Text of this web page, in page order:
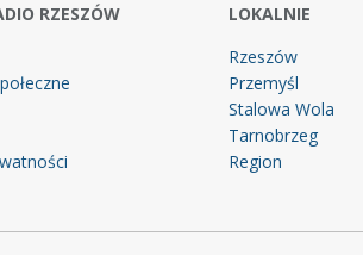
RZESZÓW
LOKALNIE
Rzeszów
Przemyśl
Stalowa Wola
Tarnobrzeg
Region